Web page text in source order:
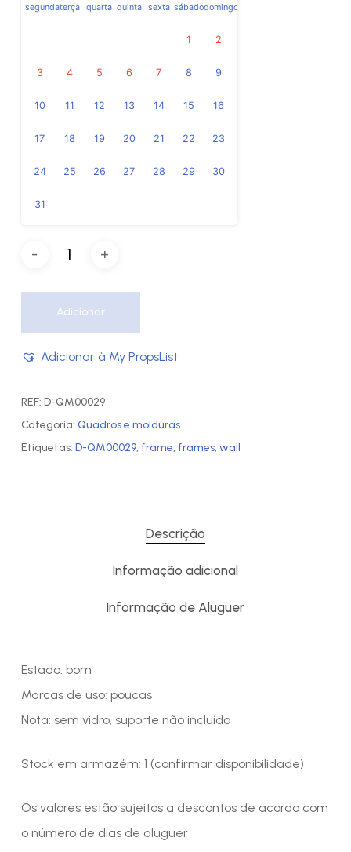
segundaterça quarta quinta sexta sábadodomingo
1 2
3 4 5 6 7 8 9
10 11 12 13 14 15 16
17 18 19 20 21 22 23
24 25 26 27 28 29 30
31
Adicionar
Adicionar à My PropsList
REF: D-QM00029
Categoria: Quadros e molduras
Etiquetas: D-QM00029, frame, frames, wall
Descrição
Informação adicional
Informação de Aluguer
Estado: bom
Marcas de uso: poucas
Nota: sem vidro, suporte não incluído
Stock em armazém: 1 (confirmar disponibilidade)
Os valores estão sujeitos a descontos de acordo com
o número de dias de aluguer